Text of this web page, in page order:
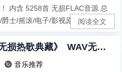
内含 5258首 无损FLAC音源 总
士/摇滚/电子/影视原声等全流...
阅读全文
《摇滚引擎：268首车载无损热歌典藏》 WAV无损音质 · 公路专属摇滚歌单13.03G
 音乐推荐